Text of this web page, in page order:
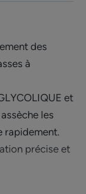
des
à
et
les
rapidement.
précise et